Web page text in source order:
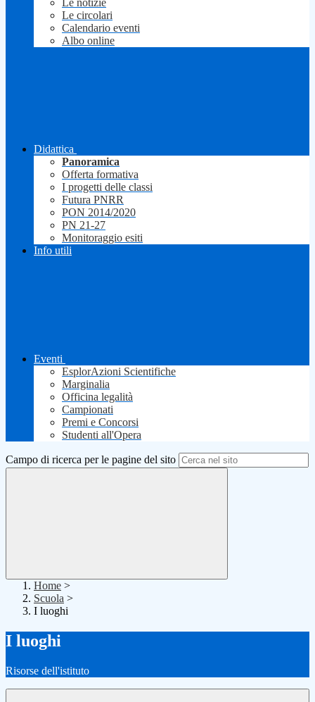
Le notizie
Le circolari
Calendario eventi
Albo online
Didattica
Panoramica
Offerta formativa
I progetti delle classi
Futura PNRR
PON 2014/2020
PN 21-27
Monitoraggio esiti
Info utili
Eventi
EsplorAzioni Scientifiche
Marginalia
Officina legalità
Campionati
Premi e Concorsi
Studenti all'Opera
Campo di ricerca per le pagine del sito
Home >
Scuola >
I luoghi
I luoghi
Risorse dell'istituto